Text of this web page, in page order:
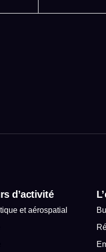
d’activité
et aérospatial